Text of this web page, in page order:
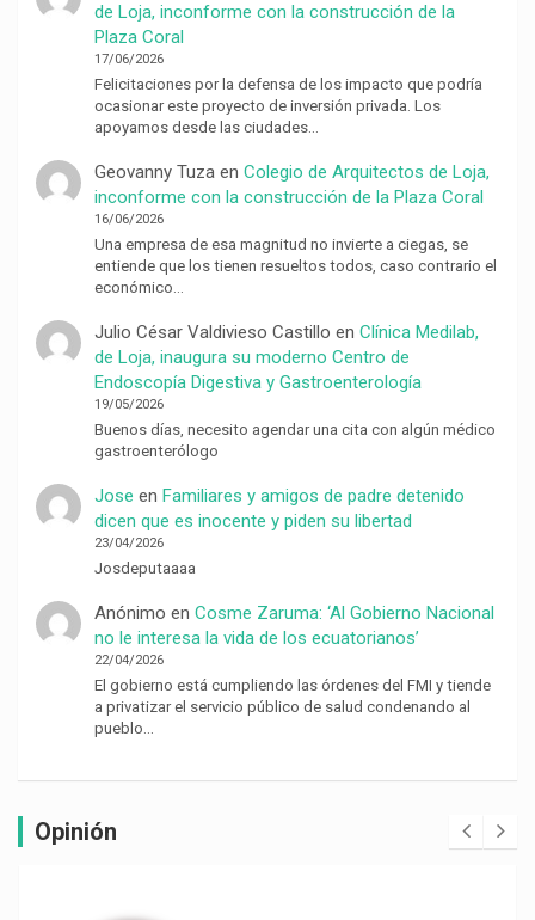
de Loja, inconforme con la construcción de la
Plaza Coral
17/06/2026
Felicitaciones por la defensa de los impacto que podría
ocasionar este proyecto de inversión privada. Los
apoyamos desde las ciudades…
Geovanny Tuzaen Colegio de Arquitectos de Loja,
inconforme con la construcción de la Plaza Coral
16/06/2026
Una empresa de esa magnitud no invierte a ciegas, se
entiende que los tienen resueltos todos, caso contrario el
económico…
Julio César Valdivieso Castillo en Clínica Medilab,
de Loja, inaugura su moderno Centro de
Endoscopía Digestiva y Gastroenterología
19/05/2026
Buenos días, necesito agendar una cita con algún médico
gastroenterólogo
Jose en Familiares y amigos de padre detenido
dicen que es inocente y piden su libertad
23/04/2026
Josdeputaaaa
Anónimo en Cosme Zaruma: ‘Al Gobierno Nacional
no le interesa la vida de los ecuatorianos’
22/04/2026
El gobierno está cumpliendo las órdenes del FMI y tiende
a privatizar el servicio público de salud condenando al
pueblo…
Opinión